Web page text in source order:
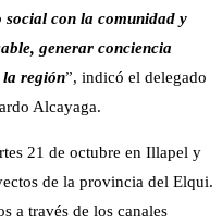
social con la comunidad y
generar conciencia
la región”, indicó el delegado
Alcayaga.
21 de octubre en Illapel y
de la provincia del Elqui.
a través de los canales